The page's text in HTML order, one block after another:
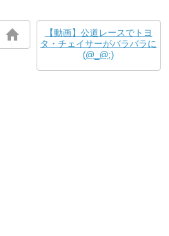
【動画】公道レースでトヨ
タ・チェイサーがバラバラに
(@_@;)